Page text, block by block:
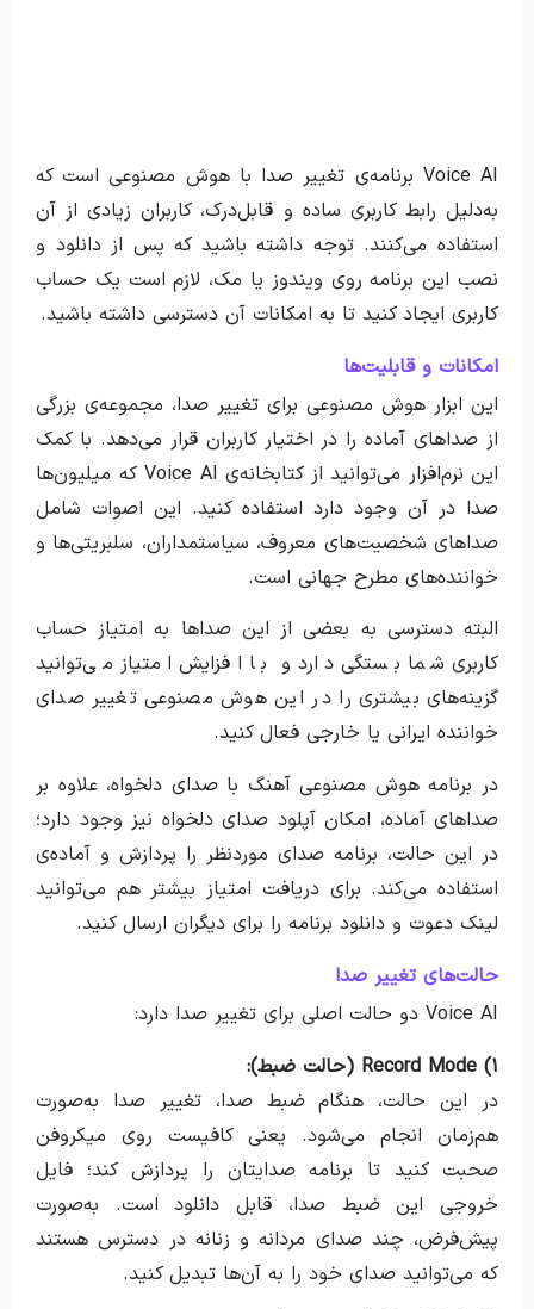
Voice AI برنامه‌ی تغییر صدا با هوش مصنوعی است که
به‌دلیل رابط کاربری ساده و قابل‌درک، کاربران زیادی از آن
استفاده می‌کنند. توجه داشته باشید که پس از دانلود و
نصب این برنامه روی ویندوز یا مک، لازم است یک حساب
کاربری ایجاد کنید تا به امکانات آن دسترسی داشته باشید.
امکانات و قابلیت‌ها
این ابزار هوش مصنوعی برای تغییر صدا، مجموعه‌ی بزرگی
از صداهای آماده را در اختیار کاربران قرار می‌دهد. با کمک
این نرم‌افزار می‌توانید از کتابخانه‌ی Voice AI که میلیون‌ها
صدا در آن وجود دارد استفاده کنید. این اصوات شامل
صداهای شخصیت‌های معروف، سیاستمداران، سلبریتی‌ها و
خواننده‌های مطرح جهانی است.
البته دسترسی به بعضی از این صداها به امتیاز حساب
کاربری شما بستگی دارد و با افزایش امتیاز می‌توانید
گزینه‌های بیشتری را در این هوش مصنوعی تغییر صدای
خواننده ایرانی یا خارجی فعال کنید.
در برنامه هوش مصنوعی آهنگ با صدای دلخواه، علاوه بر
صداهای آماده، امکان آپلود صدای دلخواه نیز وجود دارد؛
در این حالت، برنامه صدای موردنظر را پردازش و آماده‌ی
استفاده می‌کند. برای دریافت امتیاز بیشتر هم می‌توانید
لینک دعوت و دانلود برنامه را برای دیگران ارسال کنید.
حالت‌های تغییر صدا
Voice AI دو حالت اصلی برای تغییر صدا دارد:
۱) Record Mode (حالت ضبط):
در این حالت، هنگام ضبط صدا، تغییر صدا به‌صورت
هم‌زمان انجام می‌شود. یعنی کافیست روی میکروفن
صحبت کنید تا برنامه صدایتان را پردازش کند؛ فایل
خروجی این ضبط صدا، قابل دانلود است. به‌صورت
پیش‌فرض، چند صدای مردانه و زنانه در دسترس هستند
که می‌توانید صدای خود را به آن‌ها تبدیل کنید.